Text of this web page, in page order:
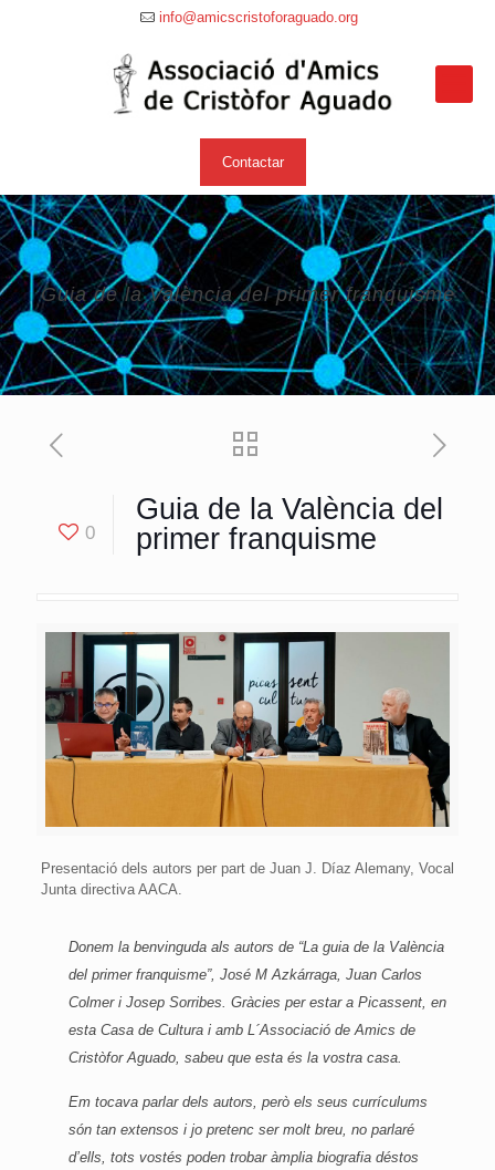
info@amicscristoforaguado.org
Contactar
Guia de la València del primer franquisme
0
Guia de la València del
primer franquisme
Presentació dels autors per part de Juan J. Díaz Alemany, Vocal
Junta directiva AACA.
Donem la benvinguda als autors de “La guia de la València
del primer franquisme”, José M Azkárraga, Juan Carlos
Colmer i Josep Sorribes. Gràcies per estar a Picassent, en
esta Casa de Cultura i amb L´Associació de Amics de
Cristòfor Aguado, sabeu que esta és la vostra casa.
Em tocava parlar dels autors, però els seus currículums
són tan extensos i jo pretenc ser molt breu, no parlaré
d’ells, tots vostés poden trobar àmplia biografia déstos